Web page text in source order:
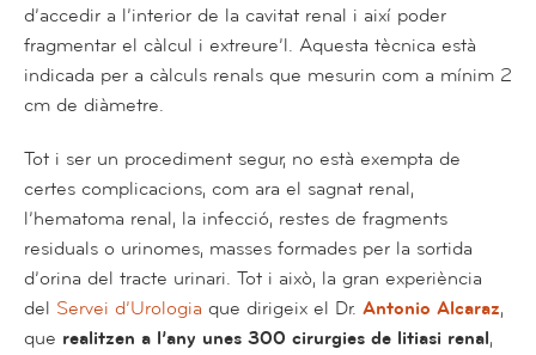
d’accedir a l’interior de la cavitat renal i així poder
fragmentar el càlcul i extreure’l. Aquesta tècnica està
indicada per a càlculs renals que mesurin com a mínim 2
cm de diàmetre.
Tot i ser un procediment segur, no està exempta de
certes complicacions, com ara el sagnat renal,
l’hematoma renal, la infecció, restes de fragments
residuals o urinomes, masses formades per la sortida
d’orina del tracte urinari. Tot i això, la gran experiència
del Servei d’Urologia que dirigeix el Dr. Antonio Alcaraz,
que realitzen a l’any unes 300 cirurgies de litiasi renal,